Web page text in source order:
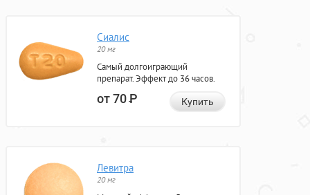
Сиалис
20 мг
Самый долгоиграющий
препарат. Эффект до 36 часов.
от 70Р Купить
Левитра
20 мг